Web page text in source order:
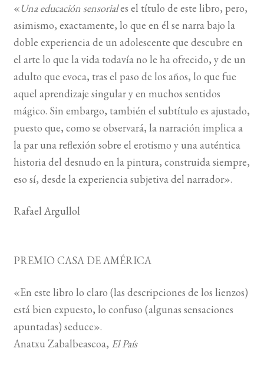
«Una educación sensoriales el título de este libro, pero,
asimismo, exactamente, lo que en él se narra bajo la
doble experiencia de un adolescente que descubre en
el arte lo que la vida todavía no le ha ofrecido, y de un
adulto que evoca, tras el paso de los años, lo que fue
aquel aprendizaje singular y en muchos sentidos
mágico. Sin embargo, también el subtítulo es ajustado,
puesto que, como se observará, la narración implica a
la par una reflexión sobre el erotismo y una auténtica
historia del desnudo en la pintura, construida siempre,
eso sí, desde la experiencia subjetiva del narrador».
Rafael Argullol
PREMIO CASA DE AMÉRICA
«En este libro lo claro (las descripciones de los lienzos)
está bien expuesto, lo confuso (algunas sensaciones
apuntadas) seduce».
Anatxu Zabalbeascoa, El País